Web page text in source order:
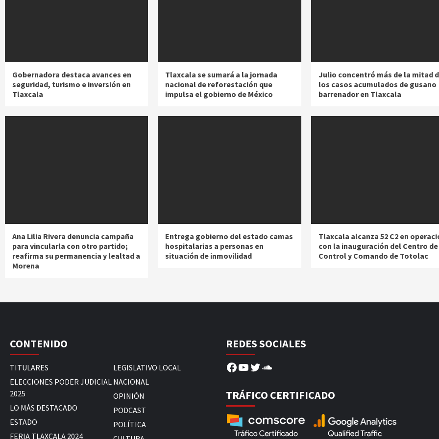
Gobernadora destaca avances en
seguridad, turismo e inversión en
Tlaxcala
Tlaxcala se sumará a la jornada
nacional de reforestación que
impulsa el gobierno de México
Julio concentró más de la mitad
los casos acumulados de gusano
barrenador en Tlaxcala
Ana Lilia Rivera denuncia campaña
para vincularla con otro partido;
reafirma su permanencia y lealtad a
Morena
Entrega gobierno del estado camas
hospitalarias a personas en
situación de inmovilidad
Tlaxcala alcanza 52 C2 en
con la inauguración del Centro de
Control y Comando de Totolac
CONTENIDO
TITULARES
ELECCIONES PODER JUDICIAL
2025
LO MÁS DESTACADO
ESTADO
FERIA TLAXCALA 2024
LEGISLATIVO LOCAL
NACIONAL
OPINIÓN
PODCAST
POLÍTICA
REDES SOCIALES
Facebook
YouTube
Twitter
SoundCloud
TRÁFICO CERTIFICADO